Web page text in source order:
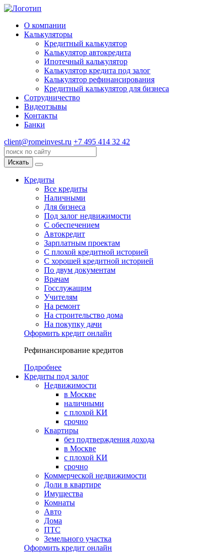
О компании
Калькуляторы
Кредитный калькулятор
Калькулятор автокредита
Ипотечный калькулятор
Калькулятор кредита под залог
Калькулятор рефинансирования
Кредитный калькулятор для бизнеса
Сотрудничество
Видеотзывы
Контакты
Банки
client@romeinvest.ru +7 495 414 32 42
Искать
Кредиты
Все кредиты
Наличными
Для бизнеса
Под залог недвижимости
С обеспечением
Автокредит
Зарплатным проектам
С плохой кредитной историей
С хорошей кредитной историей
По двум документам
Врачам
Госслужащим
Учителям
На ремонт
На строительство дома
На покупку дачи
Оформить кредит онлайн
Рефинансирование кредитов
Подробнее
Кредиты под залог
Недвижимости
в Москве
наличными
с плохой КИ
срочно
Квартиры
без подтверждения дохода
в Москве
с плохой КИ
срочно
Коммерческой недвижимости
Доли в квартире
Имущества
Комнаты
Авто
Дома
ПТС
Земельного участка
Оформить кредит онлайн